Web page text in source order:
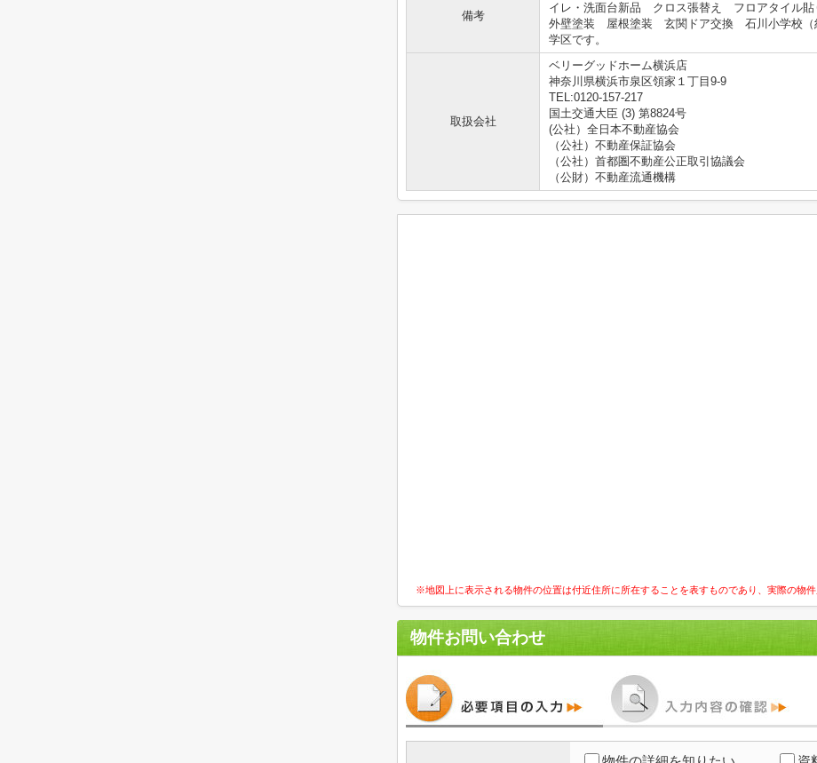
備考
イレ・洗面台新品 クロス張替え フロアタイル
外壁塗装 屋根塗装 玄関ドア交換 石川小学校（
学区です。
取扱会社
ベリーグッドホーム横浜店
神奈川県横浜市泉区領家１丁目9-9
TEL:0120-157-217
国土交通大臣 (3) 第8824号
(公社）全日本不動産協会
（公社）不動産保証協会
（公社）首都圏不動産公正取引協議会
（公財）不動産流通機構
※地図上に表示される物件の位置は付近住所に所在することを表すものであり、実際の物件
物件お問い合わせ